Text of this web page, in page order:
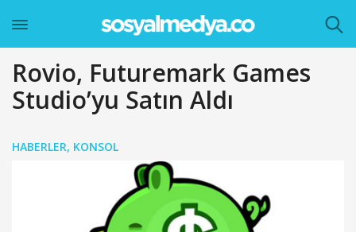
Rovio, Futuremark Games
Studio’yu Satın Aldı
HABERLER, KONSOL